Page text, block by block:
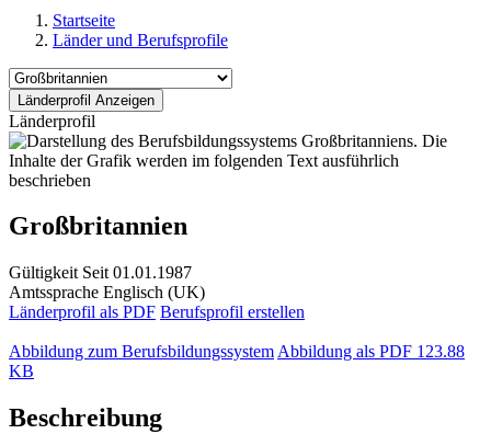
Startseite
Länder und Berufsprofile
Länderprofil
Großbritannien
Gültigkeit Seit 01.01.1987
Amtssprache Englisch (UK)
Länderprofil als PDF Berufsprofil erstellen
Abbildung zum Berufsbildungssystem Abbildung als PDF 123.88
KB
Beschreibung